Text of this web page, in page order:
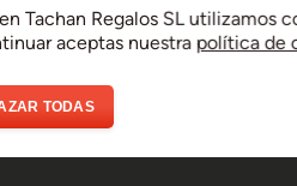
que ha
de conexión
menos de 15 segundos debería
Tachan Regalos SL utilizamos
aceptas nuestra política de
TODAS